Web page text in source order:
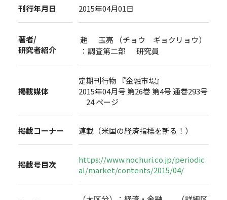
刊行年月日 2015年04月01日
著者/
研究者紹介
趙 玉亮 （チョウ ギョクリョウ）
：調査第二部 研究員
掲載媒体
定期刊行物 『金融市場』
2015年04月号 第26巻 第4号 通巻293号
24 ページ
掲載コーナー 連載（米国の経済指標を斬る！）
掲載号目次
https://www.nochuri.co.jp/periodic
al/market/contents/2015/04/